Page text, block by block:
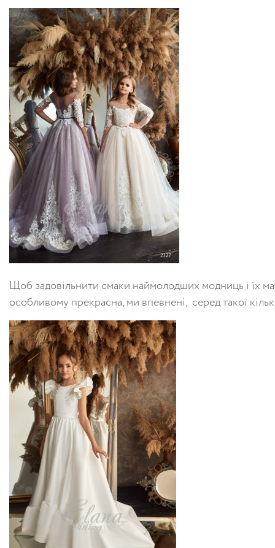
Щоб задовільнити смаки наймолодших модниць і їх
особливомупрекрасна,ми впевнені, середтакої